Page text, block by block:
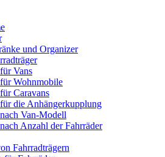
und Organizer
Vans
Wohnmobile
Caravans
die Anhängerkupplung
Van-Modell
Anzahl der Fahrräder
Fahrradträgern